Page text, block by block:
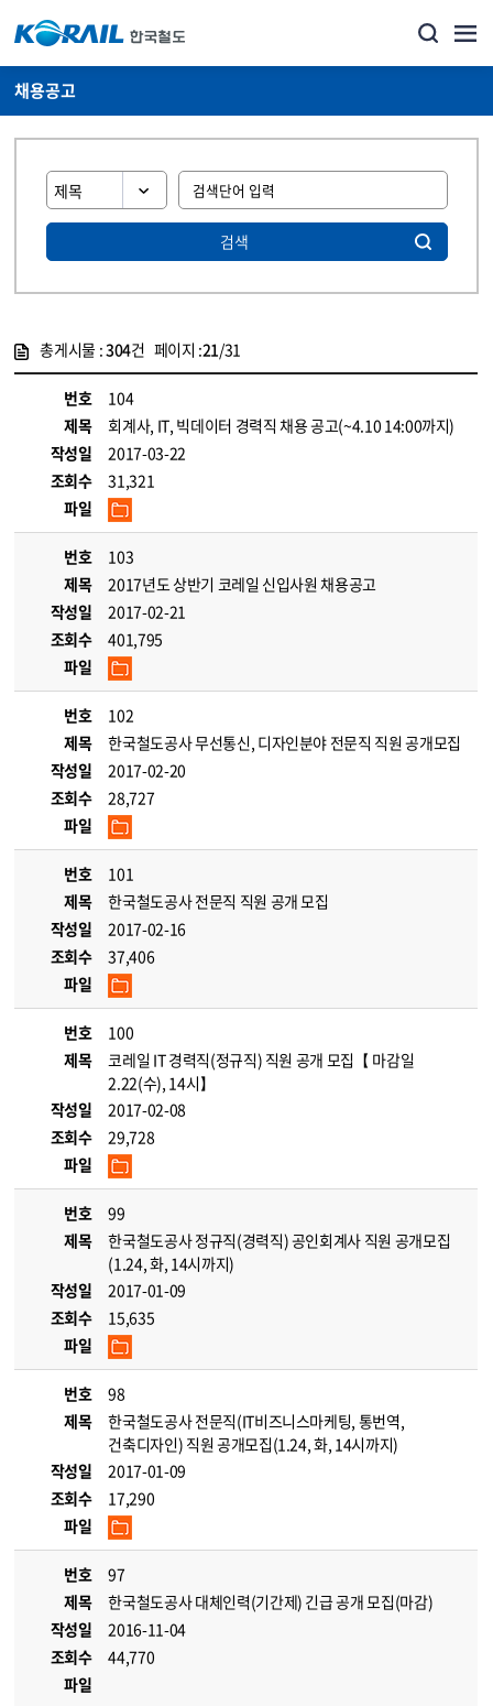
채용공고
검색
총게시물 :304건 페이지 :21/31
번호
104
제목
회계사, IT, 빅데이터 경력직 채용 공고(~4.10 14:00까지)
작성일
2017-03-22
조회수
31,321
파일
번호
103
제목
2017년도 상반기 코레일 신입사원 채용공고
작성일
2017-02-21
조회수
401,795
파일
번호
102
제목
한국철도공사 무선통신, 디자인분야 전문직 직원 공개모집
작성일
2017-02-20
조회수
28,727
파일
번호
101
제목
한국철도공사 전문직 직원 공개 모집
작성일
2017-02-16
조회수
37,406
파일
번호
100
제목
코레일 IT 경력직(정규직) 직원 공개 모집【 마감일
2.22(수), 14시】
작성일
2017-02-08
조회수
29,728
파일
번호
99
제목
한국철도공사 정규직(경력직) 공인회계사 직원 공개모집
(1.24, 화, 14시까지)
작성일
2017-01-09
조회수
15,635
파일
번호
98
제목
한국철도공사 전문직(IT비즈니스마케팅, 통번역,
건축디자인) 직원 공개모집(1.24, 화, 14시까지)
작성일
2017-01-09
조회수
17,290
파일
번호
97
제목
한국철도공사 대체인력(기간제) 긴급 공개 모집(마감)
작성일
2016-11-04
조회수
44,770
파일